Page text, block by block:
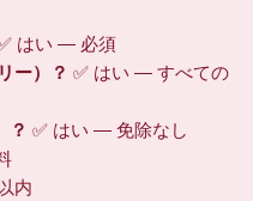
はい — 必須
ー）？ ✅ はい — すべての
？ ✅ はい — 免除なし
内